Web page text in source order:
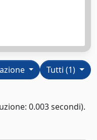
Tutti (1)
0.003 secondi).